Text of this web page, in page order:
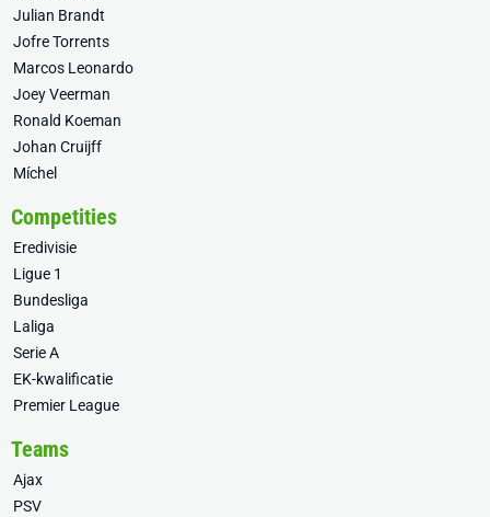
Julian Brandt
Jofre Torrents
Marcos Leonardo
Joey Veerman
Ronald Koeman
Johan Cruijff
Míchel
Competities
Eredivisie
Ligue 1
Bundesliga
Laliga
Serie A
EK-kwalificatie
Premier League
Teams
Ajax
PSV